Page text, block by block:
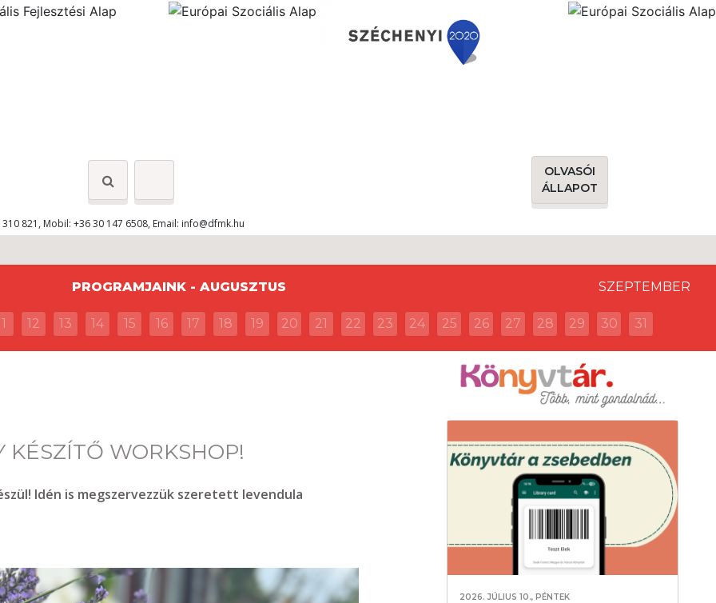
OLVASÓI
ÁLLAPOT
821, Mobil: +36 30 147 6508, Email: info@dfmk.hu
PROGRAMJAINK - AUGUSZTUS SZEPTEMBER
12 13 14 15 16 17 18 19 20 21 22 23 24 25 26 27 28 29 30 31
WORKSHOP!
Idén is megszervezzük szeretett levendula
2026. JÚLIUS 10., PÉNTEK